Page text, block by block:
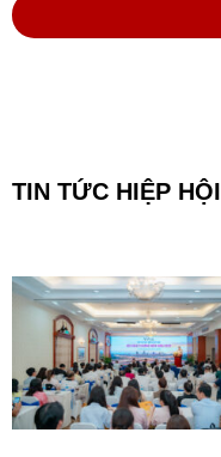
TIN TỨC HIỆP HỘI